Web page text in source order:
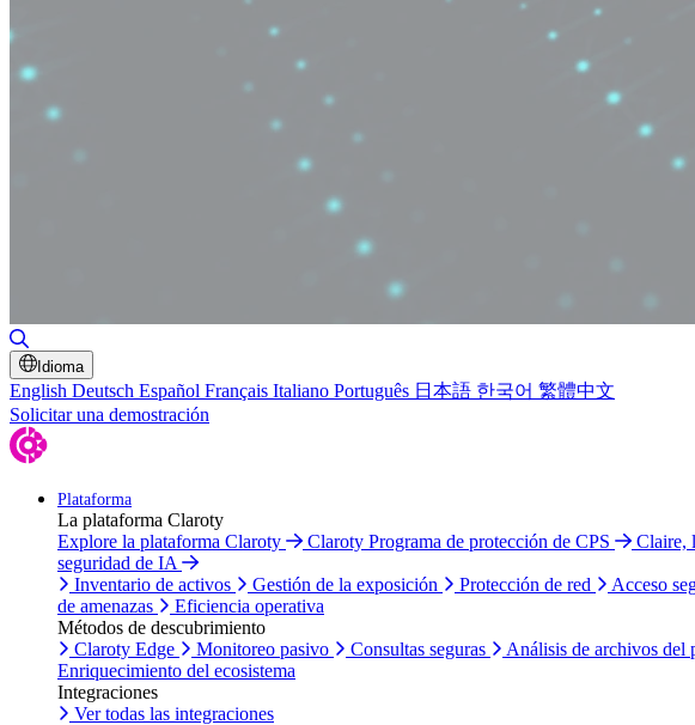
Idioma
English Deutsch Español Français Italiano Português 日本語 한국어 繁體中文
Solicitar una demostración
Plataforma
La plataforma Claroty
Explore la plataforma Claroty
Claroty Programa de protección de CPS
Claire,
seguridad de IA
Inventario de activos
Gestión de la exposición Protección de red Acceso
de amenazas
Eficiencia operativa
Métodos de descubrimiento
Claroty Edge
Monitoreo pasivo Consultas seguras
Análisis de archivos del
Enriquecimiento del ecosistema
Integraciones
Ver todas las integraciones